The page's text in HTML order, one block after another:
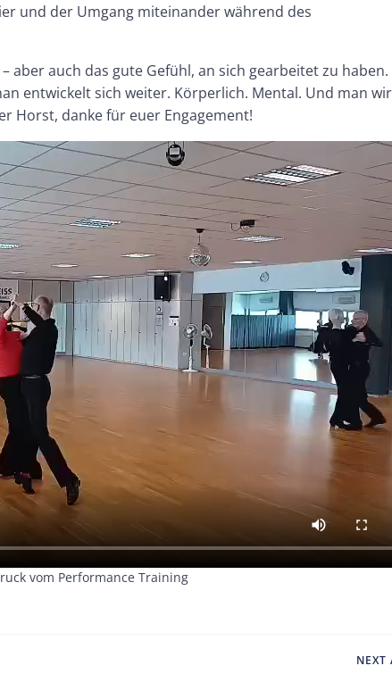
und der Umgang miteinander während des
aber auch das gute Gefühl, an sich gearbeitet zu
entwickelt sich weiter. Körperlich. Mental. Und man
Horst, danke für euer Engagement!
vom Performance Training
NEXT